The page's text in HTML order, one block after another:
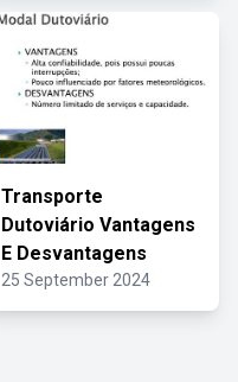
Transporte
Dutoviário Vantagens
E Desvantagens
25 September 2024